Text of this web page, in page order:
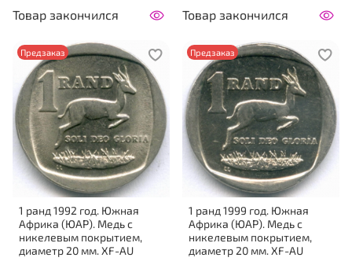
Товар закончился Товар закончился
Предзаказ
1 ранд 1992 год. Южная
Африка (ЮАР). Медь с
никелевым покрытием,
диаметр 20 мм. XF-AU
Предзаказ
1 ранд 1999 год. Южная
Африка (ЮАР). Медь с
никелевым покрытием,
диаметр 20 мм. XF-AU